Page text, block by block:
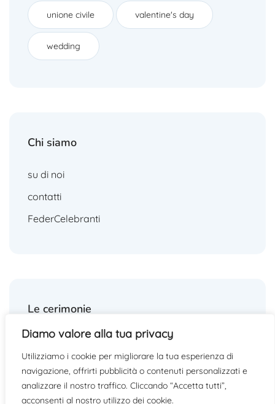
Diamo valore alla tua privacy
Utilizziamo i cookie per migliorare la tua esperienza di
navigazione, offrirti pubblicità o contenuti personalizzati e
analizzare il nostro traffico. Cliccando “Accetta tutti”,
acconsenti al nostro utilizzo dei cookie.
unione civile valentine's day
wedding
Chi siamo
su di noi
contatti
FederCelebranti
Le cerimonie
matrimoni
funerali
altre cerimonie